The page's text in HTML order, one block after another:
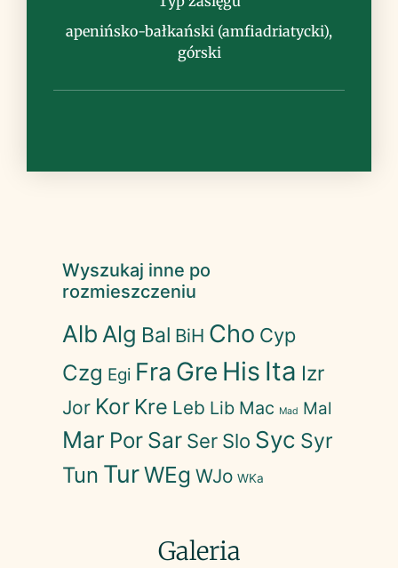
Uwagi
apenińsko-bałkański (amfiadriatycki),
górski
Wyszukaj inne po
rozmieszczeniu
Alb Alg Bal BiH Cho Cyp
Czg Egi Fra Gre His Ita Izr
Jor Kor Kre Leb Lib Mac Mad Mal
Mar Por Sar Ser Slo Syc Syr
Tun TurWEg WJo WKa
Galeria